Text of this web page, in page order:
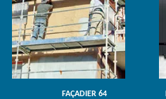
FAÇADIER 64